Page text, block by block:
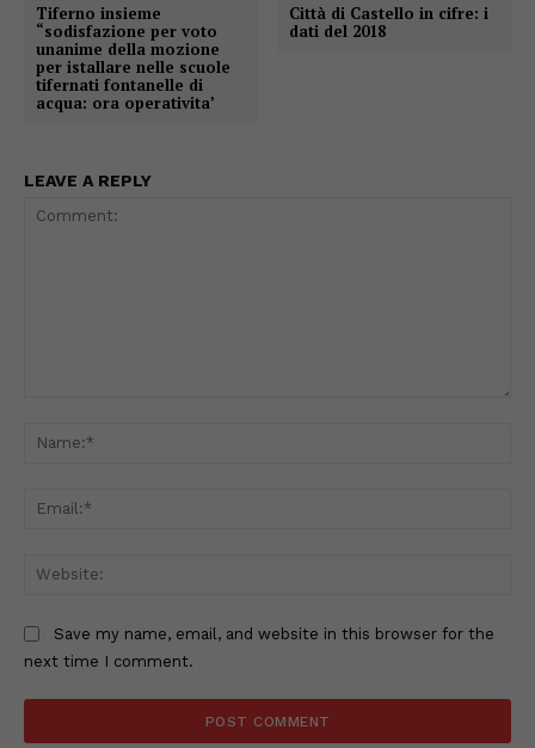
Tiferno insieme
“sodisfazione per voto
unanime della mozione
per istallare nelle scuole
tifernati fontanelle di
acqua: ora operativita’
Città di Castello in cifre: i
dati del 2018
LEAVE A REPLY
Save my name, email, and website in this browser for the
next time I comment.